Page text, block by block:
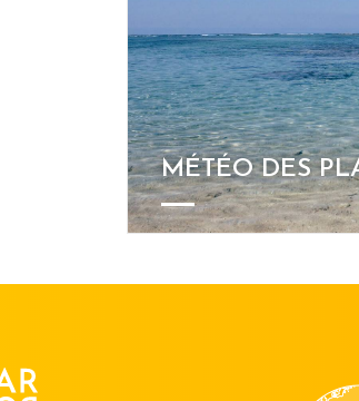
MÉTÉO DES